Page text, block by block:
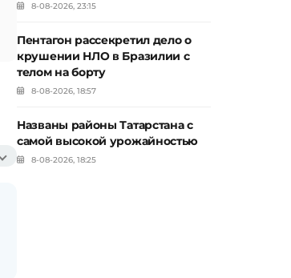
8-08-2026, 23:15
Пентагон рассекретил дело о
крушении НЛО в Бразилии с
телом на борту
8-08-2026, 18:57
Названы районы Татарстана с
самой высокой урожайностью
8-08-2026, 18:25